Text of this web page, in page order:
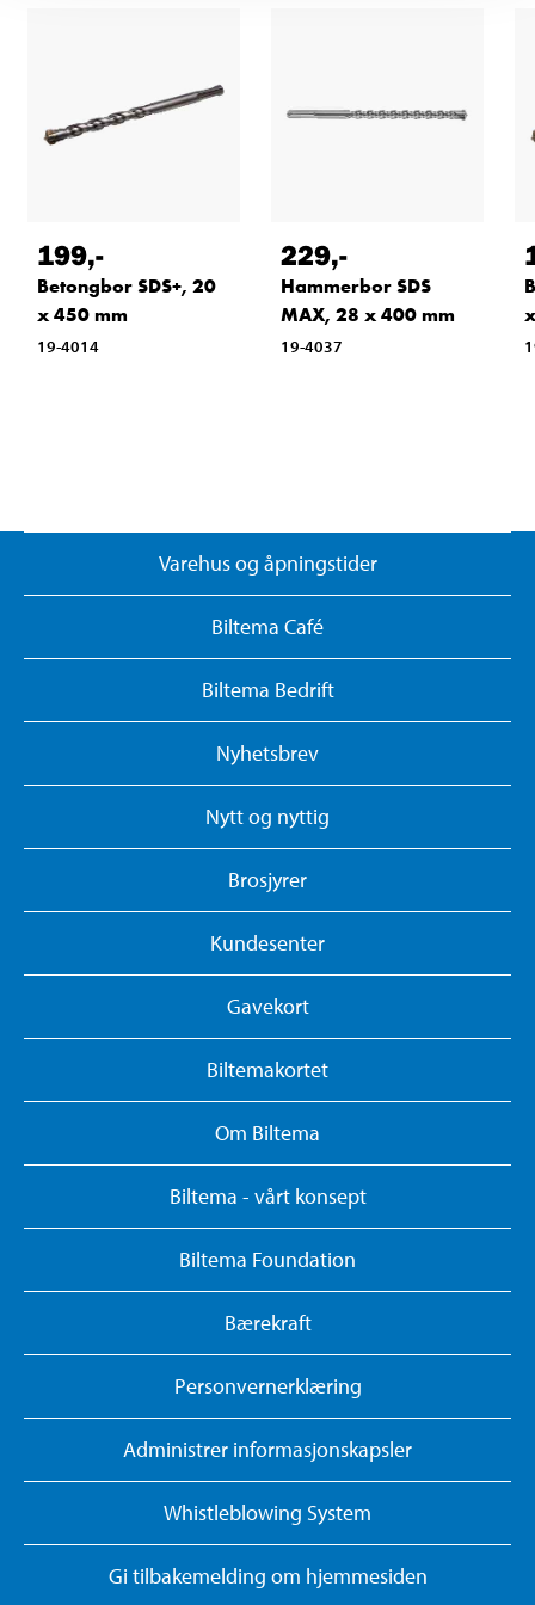
199,-
Betongbor SDS+, 20
x 450 mm
19-4014
229,-
Hammerbor SDS
MAX, 28 x 400 mm
19-4037
Varehus og åpningstider
Biltema Café
Biltema Bedrift
Nyhetsbrev
Nytt og nyttig
Brosjyrer
Kundesenter
Gavekort
Biltemakortet
Om Biltema
Biltema - vårt konsept
Biltema Foundation
Bærekraft
Personvernerklæring
Administrer informasjonskapsler
Whistleblowing System
Gi tilbakemelding om hjemmesiden